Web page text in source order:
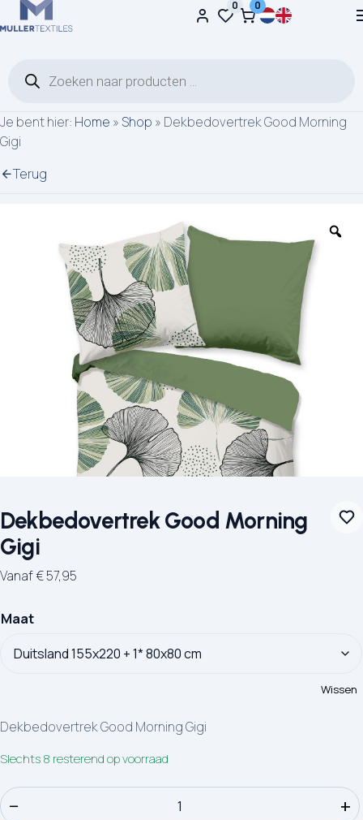
Ga naar de inhoud 0 0
Je bent hier: Home » Shop » Dekbedovertrek Good Morning
Gigi
Terug
Dekbedovertrek Good Morning
Gigi
Vanaf€57,95
Maat
Wissen
Dekbedovertrek Good Morning Gigi
Slechts 8 resterend op voorraad
Dekbedovertrek Good Morning Gigi aantal
− +